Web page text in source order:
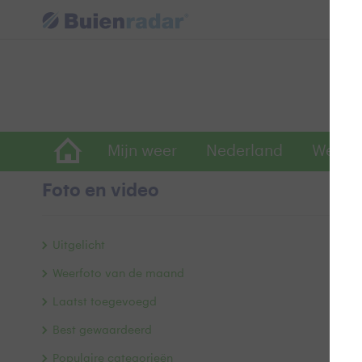
Mijn weer Nederland
Foto en video
Uitgelicht
Weerfoto van de maand
Laatst toegevoegd
Best gewaardeerd
Populaire categorieën